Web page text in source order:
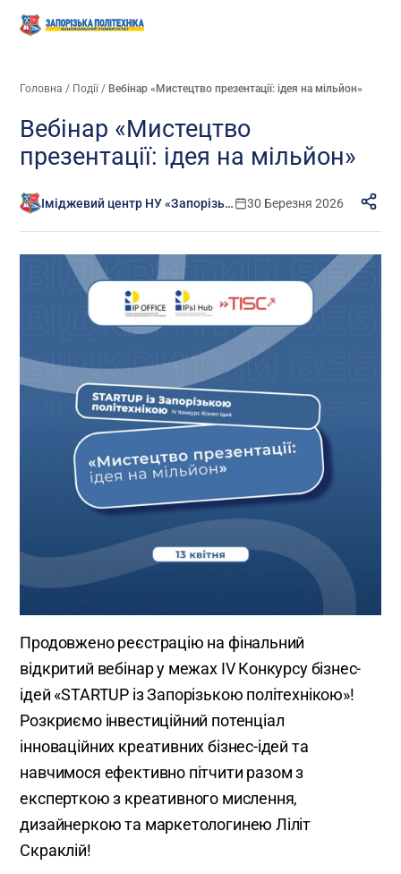
Головна / Події/ Вебінар «Мистецтво презентації: ідея на мільйон»
Вебінар «Мистецтво
презентації: ідея на мільйон»
Іміджевий центр НУ «Запорізька політехніка» 30 Березня 2026
Продовжено реєстрацію на фінальний
відкритий вебінар у межах IV Конкурсу бізнес-
ідей «STARTUP із Запорізькою політехнікою»!
Розкриємо інвестиційний потенціал
інноваційних креативних бізнес-ідей та
навчимося ефективно пітчити разом з
експерткою з креативного мислення,
дизайнеркою та маркетологинею Ліліт
Скраклій!